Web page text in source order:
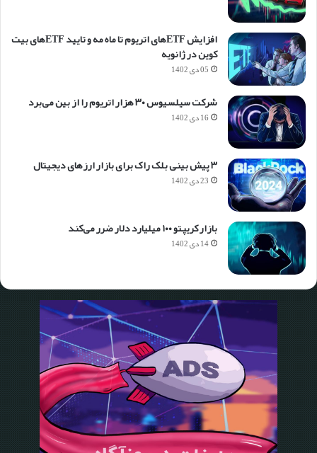
افزایش ETFهای اتریوم تا ماه مه و تایید ETFهای بیت
کوین در ژانویه
05 دی 1402
شرکت سیلسیوس ۳۰ هزار اتریوم را از بین می‌برد
16 دی 1402
۳ پیش بینی بلک راک برای بازار ارزهای دیجیتال
23 دی 1402
بازار کریپتو ۱۰۰ میلیارد دلار ضرر می‌کند
14 دی 1402